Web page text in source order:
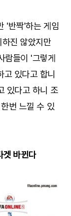
'반짝'하는 게임
진 않았지만
람들이 '그렇게
있다고 합니
있다고 하니 조
번 느낄 수 있
겟 바뀐다